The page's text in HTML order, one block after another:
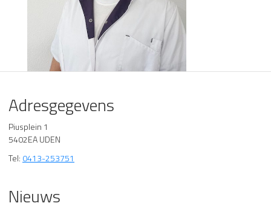
Adresgegevens
Piusplein 1
5402EA UDEN
Tel: 0413-253751
Nieuws